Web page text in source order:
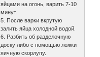
яйцами на огонь, варить 7-10
минут.
5. После варки вкрутую
залить яйца холодной водой.
6. Разбить об разделочную
доску либо с помощью ложки
яичную скорлупу.